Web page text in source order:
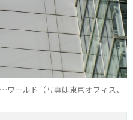
ールド（写真は東京オフィス、